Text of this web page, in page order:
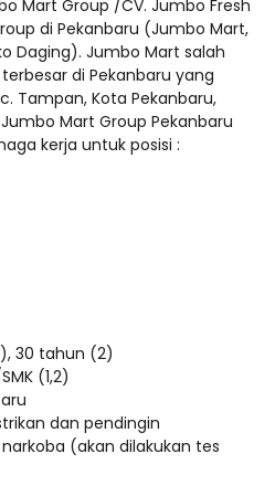
Mart Group /CV. Jumbo Fresh
di Pekanbaru (Jumbo Mart,
Daging). Jumbo Mart salah
di Pekanbaru yang
Tampan, Kota Pekanbaru,
Mart Group Pekanbaru
kerja untuk posisi :
30 tahun (2)
(1,2)
dan pendingin
(akan dilakukan tes